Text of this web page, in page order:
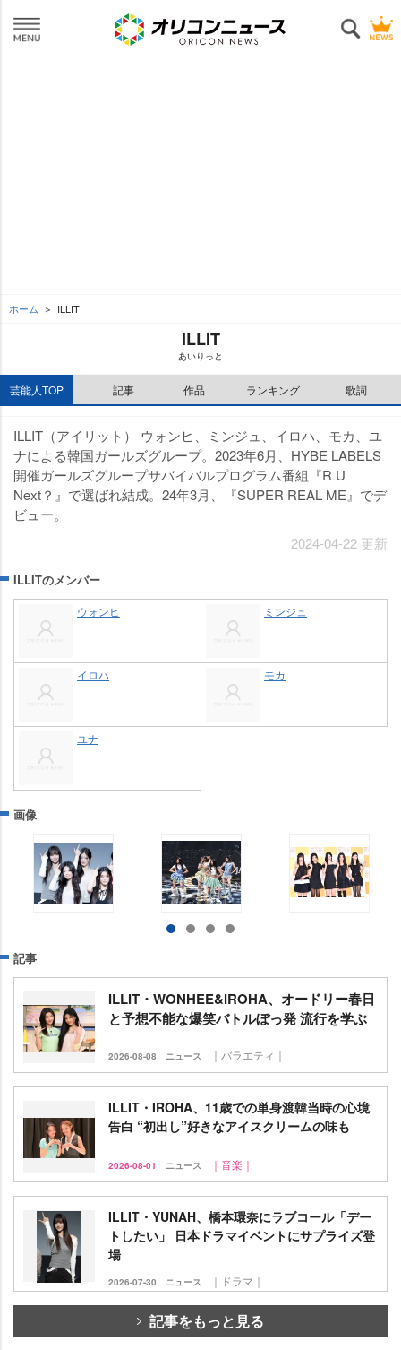
ホーム ILLIT
ILLIT
あいりっと
芸能人TOP 記事 作品 ランキング 歌詞
ILLIT（アイリット） ウォンヒ、ミンジュ、イロハ、モカ、ユ
ナによる韓国ガールズグループ。2023年6月、HYBE LABELS
開催ガールズグループサバイバルプログラム番組『R U
Next？』で選ばれ結成。24年3月、『SUPER REAL ME』でデ
ビュー。
2024-04-22 更新
ILLITのメンバー
ウォンヒ ミンジュ
イロハ モカ
ユナ
画像
記事
ILLIT・WONHEE&IROHA、オードリー春日
と予想不能な爆笑バトルぼっ発 流行を学ぶ
2026-08-08 ニュース ｜バラエティ｜
ILLIT・IROHA、11歳での単身渡韓当時の心境
告白 “初出し”好きなアイスクリームの味も
2026-08-01 ニュース ｜音楽｜
ILLIT・YUNAH、橋本環奈にラブコール「デー
トしたい」 日本ドラマイベントにサプライズ登
場
2026-07-30 ニュース ｜ドラマ｜
記事をもっと見る